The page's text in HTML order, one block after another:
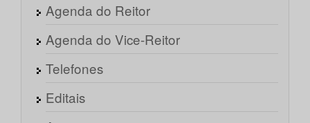
Agenda do Reitor
Agenda do Vice-Reitor
Telefones
Editais